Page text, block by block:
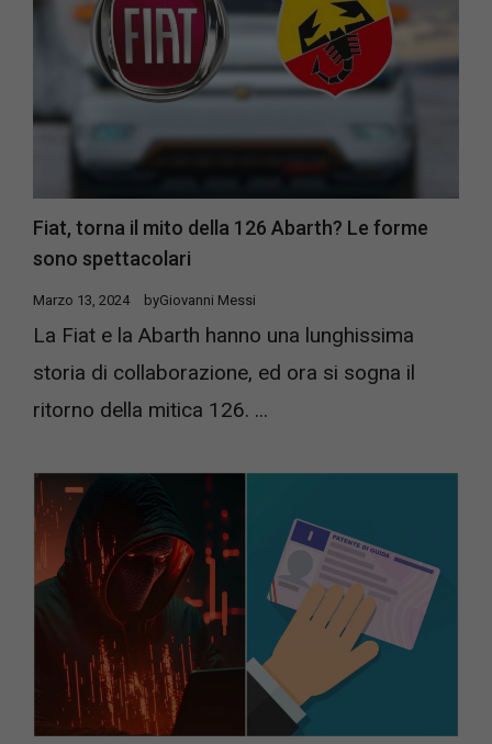
Fiat, torna il mito della 126 Abarth? Le forme
sono spettacolari
Marzo 13, 2024 byGiovanni Messi
La Fiat e la Abarth hanno una lunghissima
storia di collaborazione, ed ora si sogna il
ritorno della mitica 126. ...